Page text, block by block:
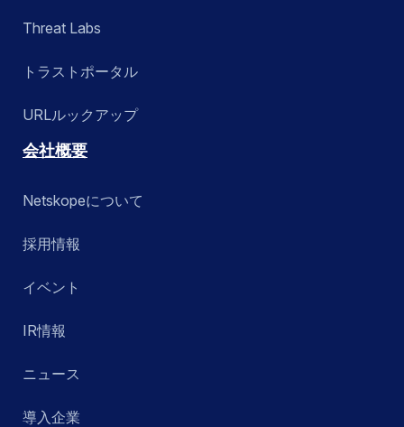
Threat Labs
トラストポータル
URLルックアップ
会社概要
Netskopeについて
採用情報
イベント
IR情報
ニュース
導入企業